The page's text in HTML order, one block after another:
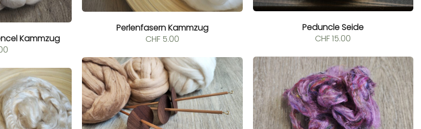
Peduncle Seide
CHF15.00
Perlenfasern Kammzug
CHF5.00
Kammzug